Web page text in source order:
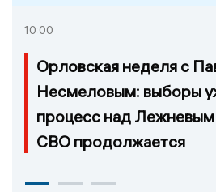
10:00
Орловская неделя с
Несмеловым: выборы
процесс над
СВО продолжается